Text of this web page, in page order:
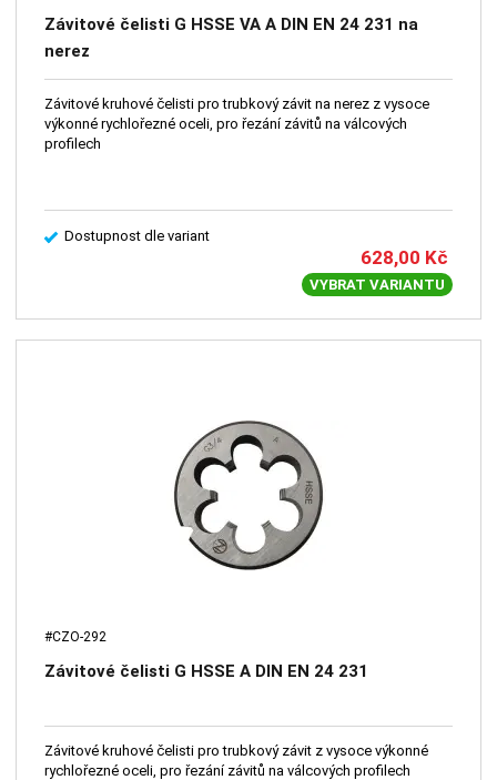
Závitové čelisti G HSSE VA A DIN EN 24 231 na
nerez
Závitové kruhové čelisti pro trubkový závit na nerez z vysoce
výkonné rychlořezné oceli, pro řezání závitů na válcových
profilech
Dostupnost dle variant
628,00 Kč
VYBRAT VARIANTU
#CZO-292
Závitové čelisti G HSSE A DIN EN 24 231
Závitové kruhové čelisti pro trubkový závit z vysoce výkonné
rychlořezné oceli, pro řezání závitů na válcových profilech